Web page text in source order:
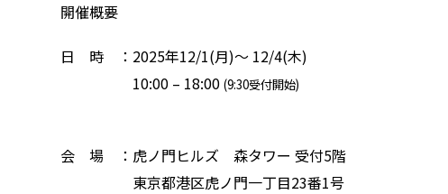
開催概要
日 時 ：2025年12/1(月)〜 12/4(木)
10:00 – 18:00(9:30受付開始)
会 場 ：虎ノ門ヒルズ 森タワー 受付5階
東京都港区虎ノ門一丁目23番1号